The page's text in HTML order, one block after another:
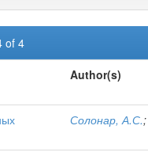
of 4
Author(s)
Солонар, А.С.;